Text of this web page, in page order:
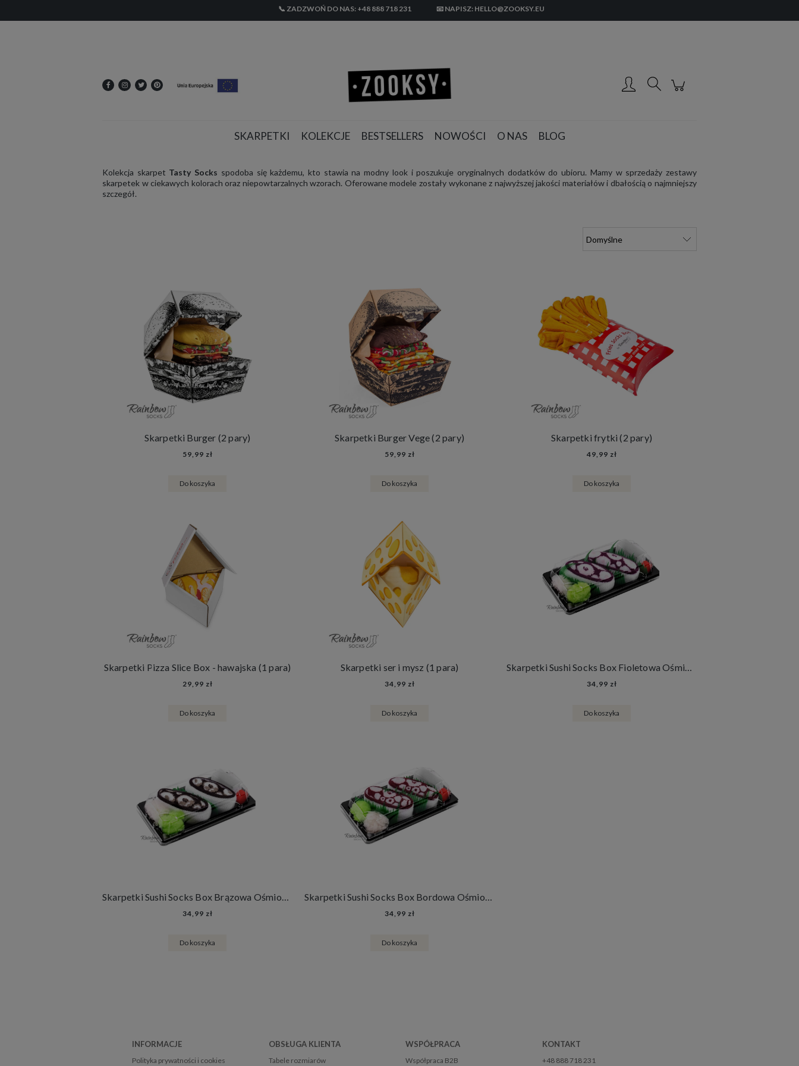
📞 ZADZWOŃ DO NAS: +48 888 718 231 📧 NAPISZ: HELLO@ZOOKSY.EU
SKARPETKI KOLEKCJE BESTSELLERS NOWOŚCI O NAS BLOG
Kolekcja skarpet Tasty Socks spodoba się każdemu, kto stawia na modny look i poszukuje oryginalnych dodatków do ubioru. Mamy w sprzedaży zestawy
skarpetek w ciekawych kolorach oraz niepowtarzalnych wzorach. Oferowane modele zostały wykonane z najwyższej jakości materiałów i dbałością o najmniejszy
szczegół.
Skarpetki Burger (2 pary)
59,99 zł
Do koszyka
Skarpetki Burger Vege (2 pary)
59,99 zł
Do koszyka
Skarpetki frytki (2 pary)
49,99 zł
Do koszyka
Skarpetki Pizza Slice Box - hawajska (1 para)
29,99 zł
Do koszyka
Skarpetki ser i mysz (1 para)
34,99 zł
Do koszyka
Skarpetki Sushi Socks Box Fioletowa Ośmiornica (1 para)
34,99 zł
Do koszyka
Skarpetki Sushi Socks Box Brązowa Ośmiornica (1 para)
34,99 zł
Do koszyka
Skarpetki Sushi Socks Box Bordowa Ośmiornica (1 para)
34,99 zł
Do koszyka
INFORMACJE
Polityka prywatności i cookies
OBSŁUGA KLIENTA
Tabele rozmiarów
WSPÓŁPRACA
Współpraca B2B
KONTAKT
+48 888 718 231